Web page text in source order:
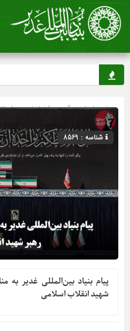
صفحه اصلی» گروه »اخبار غدیر»
شناسه : 8569
پیام بنیاد بین‌المللی غدیر
شهید انقلاب اسلامی